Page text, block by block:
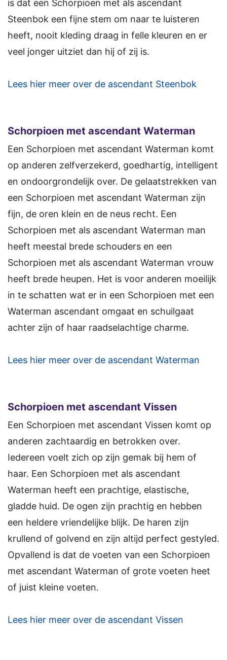
is dat een Schorpioen met als ascendant
Steenbok een fijne stem om naar te luisteren
heeft, nooit kleding draag in felle kleuren en er
veel jonger uitziet dan hij of zij is.
Lees hier meer over de ascendant Steenbok
Schorpioen met ascendant Waterman
Een Schorpioen met ascendant Waterman komt
op anderen zelfverzekerd, goedhartig, intelligent
en ondoorgrondelijk over. De gelaatstrekken van
een Schorpioen met ascendant Waterman zijn
fijn, de oren klein en de neus recht. Een
Schorpioen met als ascendant Waterman man
heeft meestal brede schouders en een
Schorpioen met als ascendant Waterman vrouw
heeft brede heupen. Het is voor anderen moeilijk
in te schatten wat er in een Schorpioen met een
Waterman ascendant omgaat en schuilgaat
achter zijn of haar raadselachtige charme.
Lees hier meer over de ascendant Waterman
Schorpioen met ascendant Vissen
Een Schorpioen met ascendant Vissen komt op
anderen zachtaardig en betrokken over.
Iedereen voelt zich op zijn gemak bij hem of
haar. Een Schorpioen met als ascendant
Waterman heeft een prachtige, elastische,
gladde huid. De ogen zijn prachtig en hebben
een heldere vriendelijke blijk. De haren zijn
krullend of golvend en zijn altijd perfect gestyled.
Opvallend is dat de voeten van een Schorpioen
met ascendant Waterman of grote voeten heet
of juist kleine voeten.
Lees hier meer over de ascendant Vissen